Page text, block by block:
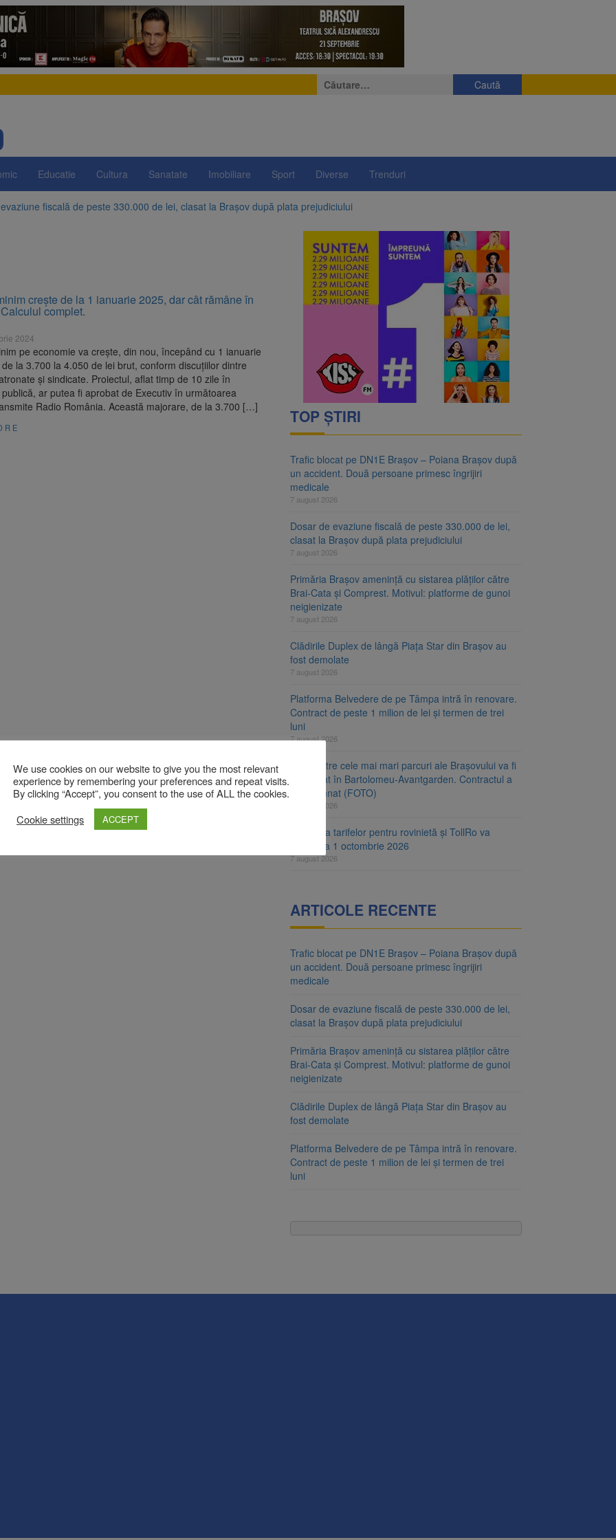
Caută
după:
Educatie Cultura Sanatate Imobiliare Sport Diverse Trenduri
fiscală de peste 330.000 de lei, clasat la Brașov după plata prejudiciului
Brașov amenință cu sistarea plăților către Brai-Cata și Comprest. Motivul: platforme de gunoi
de lângă Piața Star din Brașov au fost demolate
Belvedere de pe Tâmpa intră în renovare. Contract de peste 1 milion de lei și termen de trei
cele mai mari parcuri ale Brașovului va fi amenajat în Bartolomeu-Avantgarden. Contractul a
pe DN1E Brașov – Poiana Brașov după un accident. Două persoane primesc îngrijiri
crește de la 1 ianuarie 2025, dar cât rămâne în
complet.
2024
pe economie va creşte, din nou, începând cu 1 ianuarie
la 3.700 la 4.050 de lei brut, conform discuţiilor dintre
şi sindicate. Proiectul, aflat timp de 10 zile în
ar putea fi aprobat de Executiv în următoarea
Radio România. Această majorare, de la 3.700 […]
TOP ȘTIRI
Trafic blocat pe DN1E Brașov – Poiana Brașov după
un accident. Două persoane primesc îngrijiri
medicale
7 august 2026
Dosar de evaziune fiscală de peste 330.000 de lei,
clasat la Brașov după plata prejudiciului
7 august 2026
Primăria Brașov amenință cu sistarea plăților către
Brai-Cata și Comprest. Motivul: platforme de gunoi
neigienizate
7 august 2026
Clădirile Duplex de lângă Piața Star din Brașov au
fost demolate
7 august 2026
Platforma Belvedere de pe Tâmpa intră în renovare.
Contract de peste 1 milion de lei și termen de trei
luni
7 august 2026
Unul dintre cele mai mari parcuri ale Brașovului va fi
amenajat în Bartolomeu-Avantgarden. Contractul a
fost semnat (FOTO)
7 august 2026
Aplicarea tarifelor pentru rovinietă și TollRo va
începe la 1 octombrie 2026
7 august 2026
ARTICOLE RECENTE
Trafic blocat pe DN1E Brașov – Poiana Brașov după
un accident. Două persoane primesc îngrijiri
medicale
Dosar de evaziune fiscală de peste 330.000 de lei,
clasat la Brașov după plata prejudiciului
Primăria Brașov amenință cu sistarea plăților către
Brai-Cata și Comprest. Motivul: platforme de gunoi
neigienizate
Clădirile Duplex de lângă Piața Star din Brașov au
fost demolate
Platforma Belvedere de pe Tâmpa intră în renovare.
Contract de peste 1 milion de lei și termen de trei
luni
We use cookies on our website to give you the most relevant
experience by remembering your preferences and repeat visits.
By clicking “Accept”, you consent to the use of ALL the cookies.
Cookie settings
ACCEPT